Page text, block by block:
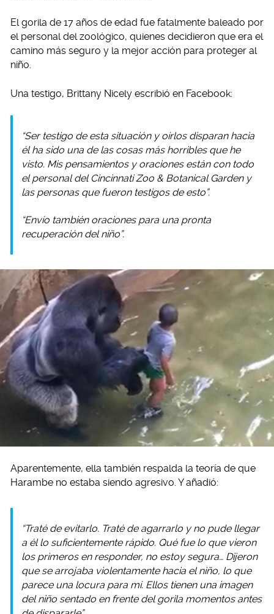
El gorila de 17 años de edad fue fatalmente baleado por
el personal del zoológico, quienes decidieron que era el
camino más seguro y la mejor acción para proteger al
niño.
Una testigo, Brittany Nicely escribió en Facebook:
“Ser testigo de esta situación y oírlos disparan hacia
él ha sido una de las cosas más horribles que he
visto. Mis pensamientos y oraciones están con todo
el personal del Cincinnati Zoo & Botanical Garden y
las personas que fueron testigos de esto”.
“Envío también oraciones para una pronta
recuperación del niño”.
Aparentemente, ella también respalda la teoría de que
Harambe no estaba siendo agresivo. Y añadió:
“Traté de evitarlo. Traté de agarrarlo y no pude llegar
a él lo suficientemente rápido. Qué fue lo que vieron
los primeros en responder, no estoy segura… Dijeron
que se arrojaba violentamente hacia el niño, lo que
parece una locura para mí. Ellos tienen una imagen
del niño sentado en frente del gorila momentos antes